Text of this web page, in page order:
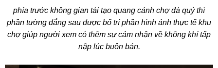
phía trước không gian tái tạo quang cảnh chợ đá quý thì
phần tường đắng sau được bố trí phần hình ảnh thực tế khu
chợ giúp người xem có thêm sự cảm nhận về không khí tấp
nập lúc buôn bán.